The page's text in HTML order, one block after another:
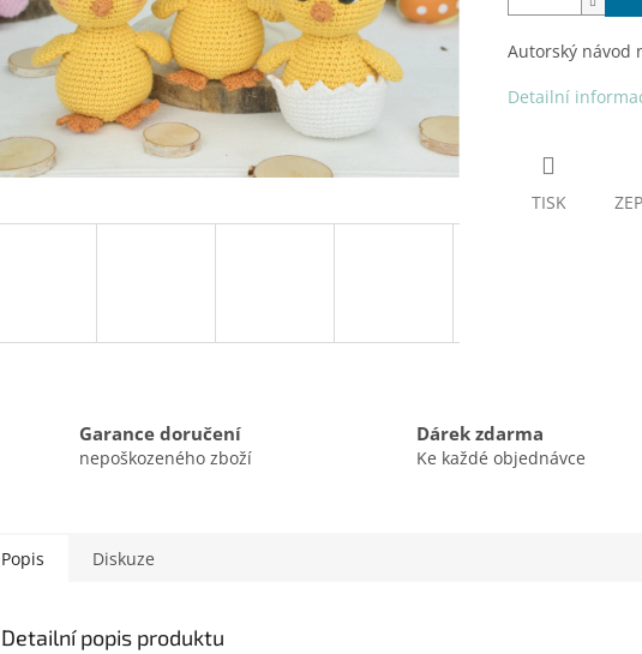
Autorský návod
Detailní
TISK
Garance doručení
nepoškozeného zboží
Dárek zdarma
Ke každé objednávce
Popis Diskuze
Detailní popis produktu